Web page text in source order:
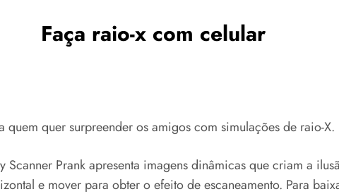
Faça raio-x com celular
quer surpreender os amigos com simulações de raio-X.
Prank apresenta imagens dinâmicas que criam a
e mover para obter o efeito de escaneamento. Para